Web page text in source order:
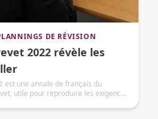
DE RÉVISION
2022 révèle les
est une annale de français du
utile pour reproduire les exigences